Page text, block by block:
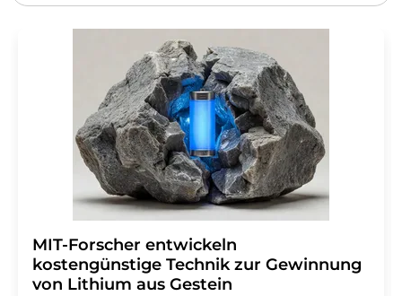
MIT-Forscher entwickeln
kostengünstige Technik zur Gewinnung
von Lithium aus Gestein